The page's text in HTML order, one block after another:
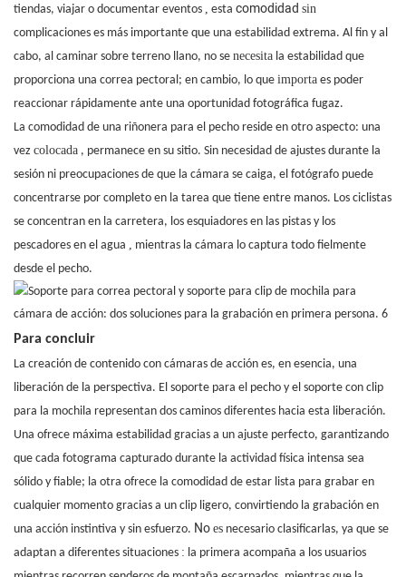
tiendas, viajar o documentar eventos , esta comodidad sin
complicaciones es más importante que una estabilidad extrema. Al fin y al
cabo, al caminar sobre terreno llano, no se necesita la estabilidad que
proporciona una correa pectoral; en cambio, lo que importa es poder
reaccionar rápidamente ante una oportunidad fotográfica fugaz.
La comodidad de una riñonera para el pecho reside en otro aspecto: una
vez colocada , permanece en su sitio. Sin necesidad de ajustes durante la
sesión ni preocupaciones de que la cámara se caiga, el fotógrafo puede
concentrarse por completo en la tarea que tiene entre manos. Los ciclistas
se concentran en la carretera, los esquiadores en las pistas y los
pescadores en el agua , mientras la cámara lo captura todo fielmente
desde el pecho.
Para concluir
La creación de contenido con cámaras de acción es, en esencia, una
liberación de la perspectiva. El soporte para el pecho y el soporte con clip
para la mochila representan dos caminos diferentes hacia esta liberación.
Una ofrece máxima estabilidad gracias a un ajuste perfecto, garantizando
que cada fotograma capturado durante la actividad física intensa sea
sólido y fiable; la otra ofrece la comodidad de estar lista para grabar en
cualquier momento gracias a un clip ligero, convirtiendo la grabación en
una acción instintiva y sin esfuerzo. No es necesario clasificarlas, ya que se
adaptan a diferentes situaciones : la primera acompaña a los usuarios